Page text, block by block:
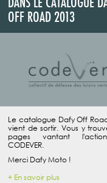
OFF ROAD 2013
Le catalogue Dafy Off
vient de sortir. Vous y
pages vantant
CODEVER.
Merci Dafy Moto !
+ En savoir plus